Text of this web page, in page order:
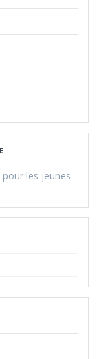
les jeunes